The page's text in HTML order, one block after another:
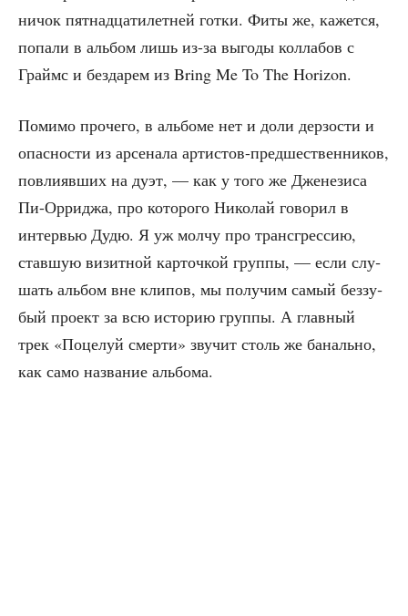
ни­чок пят­на­дца­ти­лет­ней гот­ки. Фиты же, кажет­ся,
попа­ли в аль­бом лишь из-за выго­ды кол­ла­бов с
Граймс и без­да­рем из Bring Me To The Horizon.
Поми­мо про­че­го, в аль­бо­ме нет и доли дер­зо­сти и
опас­но­сти из арсе­на­ла арти­стов-пред­ше­ствен­ни­ков,
повли­яв­ших на дуэт, — как у того же Дже­не­зи­са
Пи-Орри­джа, про кото­ро­го Нико­лай гово­рил в
интер­вью Дудю. Я уж мол­чу про транс­грес­сию,
став­шую визит­ной кар­точ­кой груп­пы, — если слу­
шать аль­бом вне кли­пов, мы полу­чим самый без­зу­
бый про­ект за всю исто­рию груп­пы. А глав­ный
трек «Поце­луй смер­ти» зву­чит столь же баналь­но,
как само назва­ние альбома.